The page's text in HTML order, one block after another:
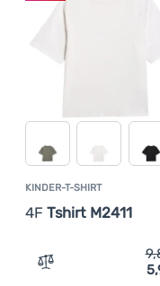
KINDER-T-SHIRT
4F Tshirt M2411
Zum Vergleich